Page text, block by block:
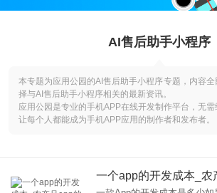
AI售后助手小程序
本专题为应用公园的AI售后助手小程序专题，内容
择与AI售后助手小程序相关的最新资讯。
应用公园是专业的手机APP在线开发制作平台，无需
让每个人都能成为手机APP应用的制作者和发布者。